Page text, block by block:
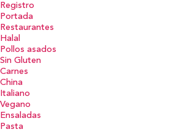
Registro
Portada
Restaurantes
Halal
Pollos asados
Sin Gluten
Carnes
China
Italiano
Vegano
Ensaladas
Pasta